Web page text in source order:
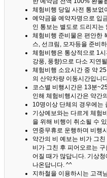
체험비행 당일 사전 통보없
예약금을 예약자명으로 입
인 통보는 별도로 드리지는
체험비행 준비물은 편안한
스, 선크림, 모자등을 준비
체험비행은 통상적으로 1
강풍, 풍향)으로 다소 지연
체험비행 소요시간 중 약
의 산악차량 이동시간입니
코스별 비행시간은 13분
인해 체험비행시간은 약간
10명이상 단체의 경우에는
기상예보와는 다르게 체험
을 위해 비행이 취소될 수
연중무휴로 운행하며 비행
약간의 비 예보는 비가 그
비가 그친 후 피어오르는
어질 때가 많답니다. 기상
나온답니다. ^^
지하철을 이용하시는 고객